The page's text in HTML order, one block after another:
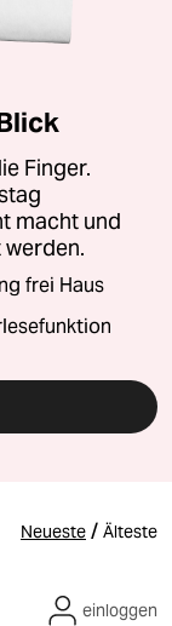
Finger.
macht und
frei Haus
Neueste / Älteste
einloggen